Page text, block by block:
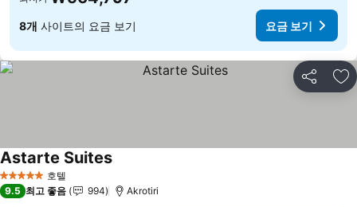
8개 사이트의 요금 보기 요금 보기
공유 즐
5 성급 호텔
Astarte Suites
9.5 최고 좋음 994 Akrotiri